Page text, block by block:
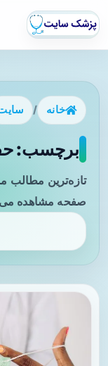
خانه /
برچسب:
تازه‌ترین مطالب
صفحه مشاهده